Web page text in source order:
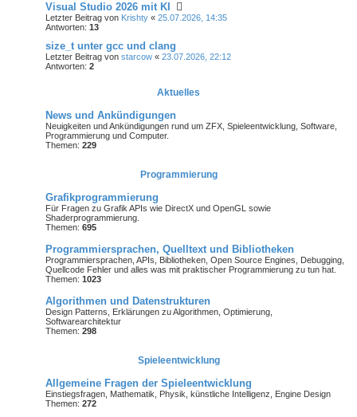
Visual Studio 2026 mit KI
Letzter Beitrag von Krishty « 25.07.2026, 14:35
Antworten: 13
size_t unter gcc und clang
Letzter Beitrag von starcow « 23.07.2026, 22:12
Antworten: 2
Aktuelles
News und Ankündigungen
Neuigkeiten und Ankündigungen rund um ZFX, Spieleentwicklung, Software,
Programmierung und Computer.
Themen: 229
Programmierung
Grafikprogrammierung
Für Fragen zu Grafik APIs wie DirectX und OpenGL sowie
Shaderprogrammierung.
Themen: 695
Programmiersprachen, Quelltext und Bibliotheken
Programmiersprachen, APIs, Bibliotheken, Open Source Engines, Debugging,
Quellcode Fehler und alles was mit praktischer Programmierung zu tun hat.
Themen: 1023
Algorithmen und Datenstrukturen
Design Patterns, Erklärungen zu Algorithmen, Optimierung,
Softwarearchitektur
Themen: 298
Spieleentwicklung
Allgemeine Fragen der Spieleentwicklung
Einstiegsfragen, Mathematik, Physik, künstliche Intelligenz, Engine Design
Themen: 272